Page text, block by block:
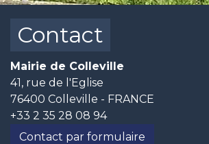
Contact
Mairie de Colleville
41, rue de l'Eglise
76400 Colleville - FRANCE
+33 2 35 28 08 94
Contact par formulaire